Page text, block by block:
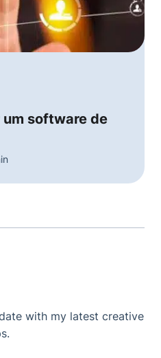
software de
with my latest creative